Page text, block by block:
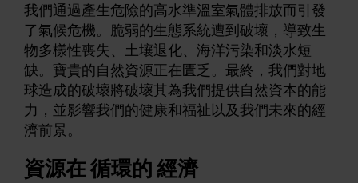
我們通過產生危險的高水準溫室氣體排放而引發
了氣候危機。脆弱的生態系統遭到破壞，導致生
物多樣性喪失、土壤退化、海洋污染和淡水短
缺。寶貴的自然資源正在匱乏。最終，我們對地
球造成的破壞將破壞其為我們提供自然資本的能
力，並影響我們的健康和福祉以及我們未來的經
濟前景。
資源在 循環的 經濟